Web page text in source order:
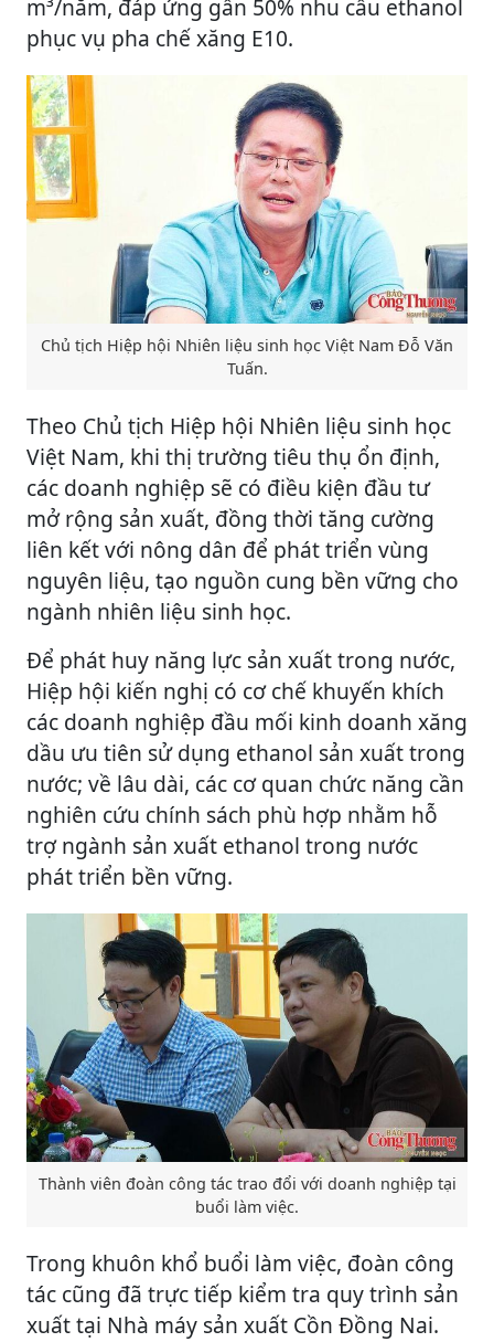
m³/năm, đáp ứng gần 50% nhu cầu ethanol
phục vụ pha chế xăng E10.
Chủ tịch Hiệp hội Nhiên liệu sinh học Việt Nam Đỗ Văn
Tuấn.
Theo Chủ tịch Hiệp hội Nhiên liệu sinh học
Việt Nam, khi thị trường tiêu thụ ổn định,
các doanh nghiệp sẽ có điều kiện đầu tư
mở rộng sản xuất, đồng thời tăng cường
liên kết với nông dân để phát triển vùng
nguyên liệu, tạo nguồn cung bền vững cho
ngành nhiên liệu sinh học.
Để phát huy năng lực sản xuất trong nước,
Hiệp hội kiến nghị có cơ chế khuyến khích
các doanh nghiệp đầu mối kinh doanh xăng
dầu ưu tiên sử dụng ethanol sản xuất trong
nước; về lâu dài, các cơ quan chức năng cần
nghiên cứu chính sách phù hợp nhằm hỗ
trợ ngành sản xuất ethanol trong nước
phát triển bền vững.
Thành viên đoàn công tác trao đổi với doanh nghiệp tại
buổi làm việc.
Trong khuôn khổ buổi làm việc, đoàn công
tác cũng đã trực tiếp kiểm tra quy trình sản
xuất tại Nhà máy sản xuất Cồn Đồng Nai.